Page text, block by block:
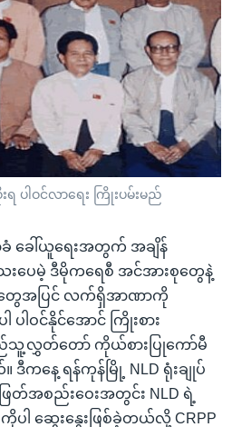
က်များ
ပါဝင်လာရေး ကြိုးပမ်းမည်
ေါ်ယူရေးအတွက် အချိန်
ေမဲ့ ဒီမိုကရေစီ အင်အားစုတွေနဲ့
တွေအပြင် လက်ရှိအာဏာကို
ါဝင်နိုင်အောင် ကြိုးစား
သူ့လွှတ်တော် ကိုယ်စားပြုကော်မီ
ဒီကနေ့ ရန်ကုန်မြို့ NLD ရုံးချုပ်
ဖြတ်အစည်းဝေးအတွင်း NLD ရဲ့
ပါ ဆွေးနွေးဖြစ်ခဲ့တယ်လို့ CRPP